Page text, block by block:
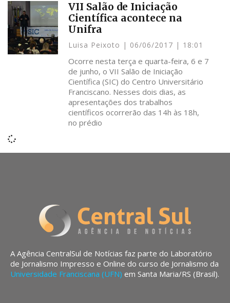
VII Salão de Iniciação
Científica acontece na
Unifra
Luisa Peixoto 06/06/2017 18:01
Ocorre nesta terça e quarta-feira, 6 e 7
de junho, o VII Salão de Iniciação
Científica (SIC) do Centro Universitário
Franciscano. Nesses dois dias, as
apresentações dos trabalhos
científicos ocorrerão das 14h às 18h,
no prédio
A Agência CentralSul de Notícias faz parte do Laboratório
de Jornalismo Impresso e Online do curso de Jornalismo da
Universidade Franciscana (UFN) em Santa Maria/RS (Brasil).